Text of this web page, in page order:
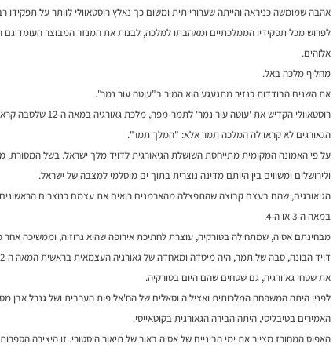
אהבה שמומשה כניראה והייתה שערורייתית ומשום כך נאלץ רוסטאוולי לוותר על תפקידו
לפרוש מכל תפקידיו הממלכתיים ומאהבתו למלכה, לבנות את המנזר המבוצר העומד גם
אלוהים.
מחליף מלכה באל.
את השנים הבודדות כנזיר מתגעגע הוא המיר ב"עוטה עור נמר".
רוסטאוולי הקדיש את 'עוטה עור נמר' לתמר-מפה, מלכת גאורגיה במאה ה-12 שלסבה קראו דויד.
הגאורגים לא קראו לה המלכה תמר אלא: "המלך תמר".
על פי האמונה המקומית מתייחסת השושלת הגיאורגית לדויד מלך ישראל. בשל המסורת,
ולירושלים ומשווים בין היותם מדינה נוצרית בתוך ים מוסלמי למצבה של ישראל.
הגיאורגים, שהם בעצם קבוצה שהתפצלה מהארמנים רואים את עצמם כנוצרים הראשונים
במאה ה-3 או ה-4.
מבחינתם אסיה, שמתחילה בטורקיה, עוצרת לחתיכת אירופה שהיא גרוזיה, וממשיכה אחר
את שטחי גא'ורגיה, גם שטחים שהם היום בטורקיה.
לפניו היתה המשפחה המלכותית ואציליה וסאלים של הח'אליפות הערבית ושל גנרל אבן
האמירים בטיבליסי, היתה הבירה הגאורגית בקוטאייסי.
האפוס המחורז מצייר את ימי הביניים של אסיה באור של תיאור היסטורי. זו היצירה